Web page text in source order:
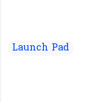
Launch Pad